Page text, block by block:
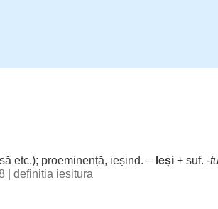
etc.); proeminență, ieșind. – Ieși + suf. -
definitia iesitura